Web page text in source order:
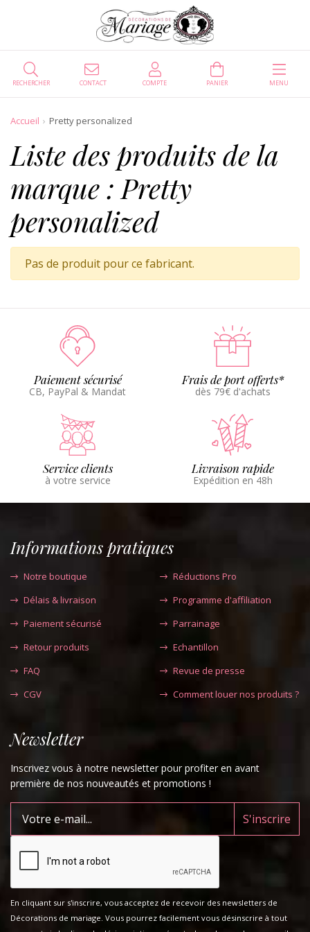
CONTACT
RECHERCHER COMPTE PANIER MENU
Accueil Pretty personalized
Liste des produits de la
marque : Pretty
personalized
Pas de produit pour ce fabricant.
Paiement sécurisé
CB, PayPal & Mandat
Frais de port offerts*
dès 79€ d'achats
Service clients
à votre service
Livraison rapide
Expédition en 48h
Informations pratiques
Notre boutique
Délais & livraison
Paiement sécurisé
Retour produits
FAQ
CGV
Réductions Pro
Programme d'affiliation
Parrainage
Echantillon
Revue de presse
Comment louer nos produits ?
Newsletter
Inscrivez vous à notre newsletter pour profiter en avant
première de nos nouveautés et promotions !
En cliquant sur s'inscrire, vous acceptez de recevoir des newsletters de
Décorations de mariage. Vous pourrez facilement vous désinscrire à tout